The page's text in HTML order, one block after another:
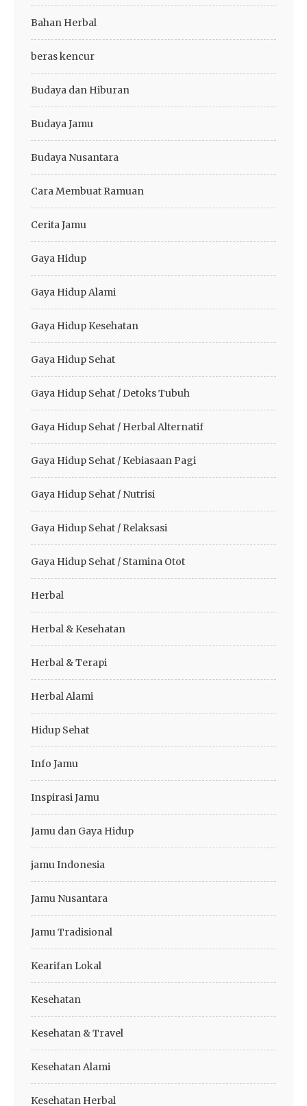
Bahan Herbal
beras kencur
Budaya dan Hiburan
Budaya Jamu
Budaya Nusantara
Cara Membuat Ramuan
Cerita Jamu
Gaya Hidup
Gaya Hidup Alami
Gaya Hidup Kesehatan
Gaya Hidup Sehat
Gaya Hidup Sehat / Detoks Tubuh
Gaya Hidup Sehat / Herbal Alternatif
Gaya Hidup Sehat / Kebiasaan Pagi
Gaya Hidup Sehat / Nutrisi
Gaya Hidup Sehat / Relaksasi
Gaya Hidup Sehat / Stamina Otot
Herbal
Herbal & Kesehatan
Herbal & Terapi
Herbal Alami
Hidup Sehat
Info Jamu
Inspirasi Jamu
Jamu dan Gaya Hidup
jamu Indonesia
Jamu Nusantara
Jamu Tradisional
Kearifan Lokal
Kesehatan
Kesehatan & Travel
Kesehatan Alami
Kesehatan Herbal